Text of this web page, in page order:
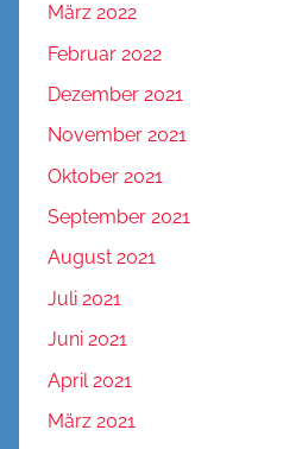
März 2022
Februar 2022
Dezember 2021
November 2021
Oktober 2021
September 2021
August 2021
Juli 2021
Juni 2021
April 2021
März 2021